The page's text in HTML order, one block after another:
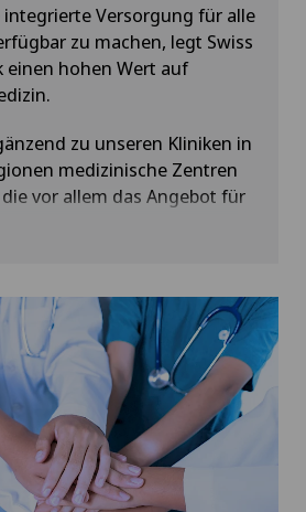
integrierte Versorgung für alle
zu machen, legt Swiss
einen hohen Wert auf
zu unseren Kliniken in
medizinische Zentren
vor allem das Angebot für
abdecken.